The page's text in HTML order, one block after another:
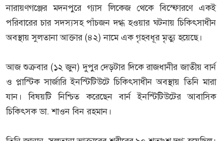
নারায়ণগঞ্জের মদনপুরে গ্যাস লিকেজ থেকে বিস্ফোরণে একই
পরিবারের চার সদস্যসহ পাঁচজন দগ্ধ হওয়ার ঘটনায় চিকিৎসাধীন
অবস্থায় সুলতানা আক্তার (৪২) নামে এক গৃহবধূর মৃত্যু হয়েছে।
আজ শুক্রবার (১২ জুন) দুপুর দেড়টার দিকে রাজধানীর জাতীয় বার্ন
ও প্লাস্টিক সার্জারি ইনস্টিটিউটে চিকিৎসাধীন অবস্থায় তিনি মারা
যান। বিষয়টি নিশ্চিত করেছেন বার্ন ইনস্টিটিউটের আবাসিক
চিকিৎসক ডা. শাওন বিন রহমান।